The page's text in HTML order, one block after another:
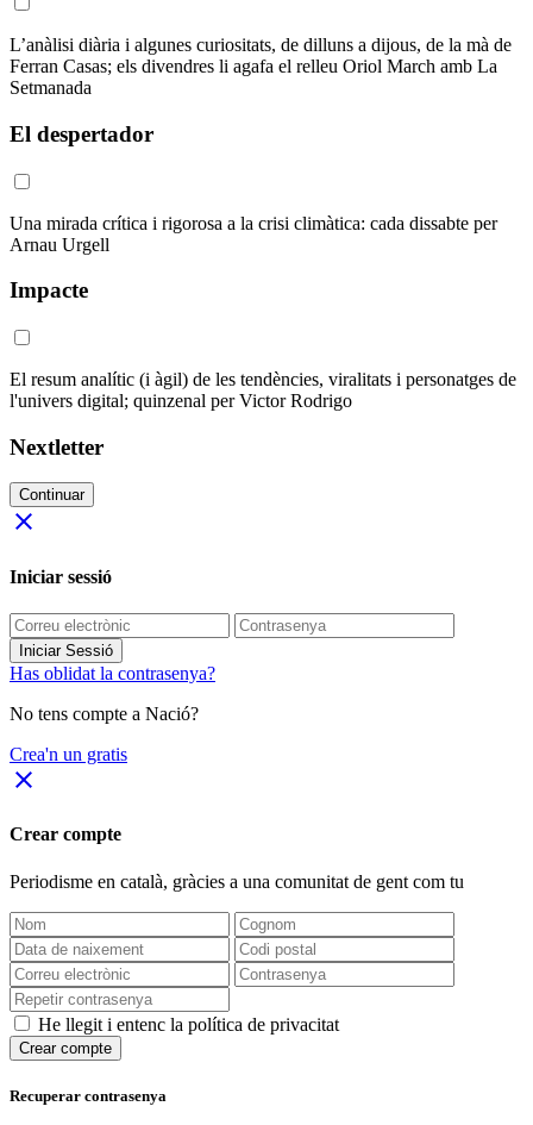
L’anàlisi diària i algunes curiositats, de dilluns a dijous, de la mà de
Ferran Casas; els divendres li agafa el relleu Oriol March amb La
Setmanada
El despertador
Una mirada crítica i rigorosa a la crisi climàtica: cada dissabte per
Arnau Urgell
Impacte
El resum analític (i àgil) de les tendències, viralitats i personatges de
l'univers digital; quinzenal per Victor Rodrigo
Nextletter
Continuar
close
Iniciar sessió
Iniciar Sessió
Has oblidat la contrasenya?
No tens compte a Nació?
Crea'n un gratis
close
Crear compte
Periodisme en català, gràcies a una comunitat de gent com tu
He llegit i entenc la política de privacitat
Crear compte
Recuperar contrasenya